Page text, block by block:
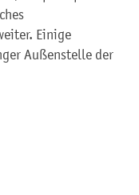
Einige
Außenstelle der